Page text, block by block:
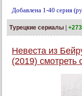
Добавлена 1-40 серия
Турецкие сериалы | +273
Невеста из
(2019) смотреть